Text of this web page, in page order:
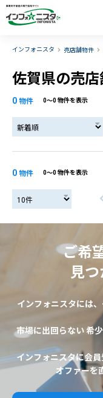
インフォニスタ 売店舗物件
佐賀県の売
0 物件 0〜0 物件を表示
0 物件 0〜0 物件を表示
ご希
見つ
インフォニスタには
市場に出回らない 希
インフォニスタに会
オファーを